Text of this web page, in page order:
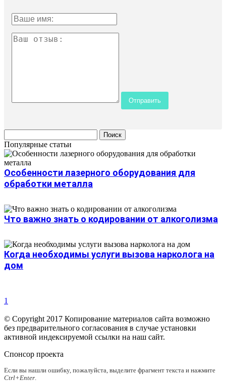
Популярные статьи
Особенности лазерного оборудования для
обработки металла
Что важно знать о кодировании от алкоголизма
Когда необходимы услуги вызова нарколога на
дом
1
© Copyright 2017 Копирование материалов сайта возможно
без предварительного согласования в случае установки
активной индексируемой ссылки на наш сайт.
Спонсор проекта
Если вы нашли ошибку, пожалуйста, выделите фрагмент текста и нажмите
Ctrl+Enter.